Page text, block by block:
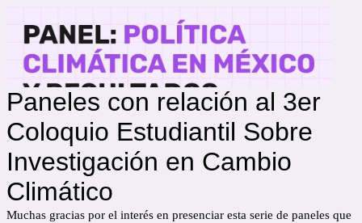
Paneles con relación al 3er
Coloquio Estudiantil Sobre
Investigación en Cambio
Climático
Muchas gracias por el interés en presenciar esta serie de paneles que